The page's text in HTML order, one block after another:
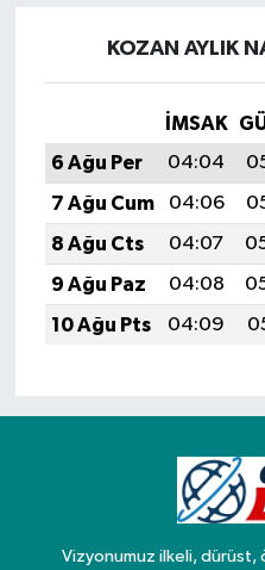
KOZAN AYLIK
İMSAK
6 Ağu Per
04:04
7 Ağu Cum
04:06
8 Ağu Cts
04:07
9 Ağu Paz
04:08
10 Ağu Pts
04:09
Vizyonumuz ilkeli, dürüst,